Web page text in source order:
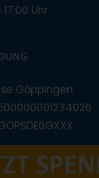
Uhr
Göppingen